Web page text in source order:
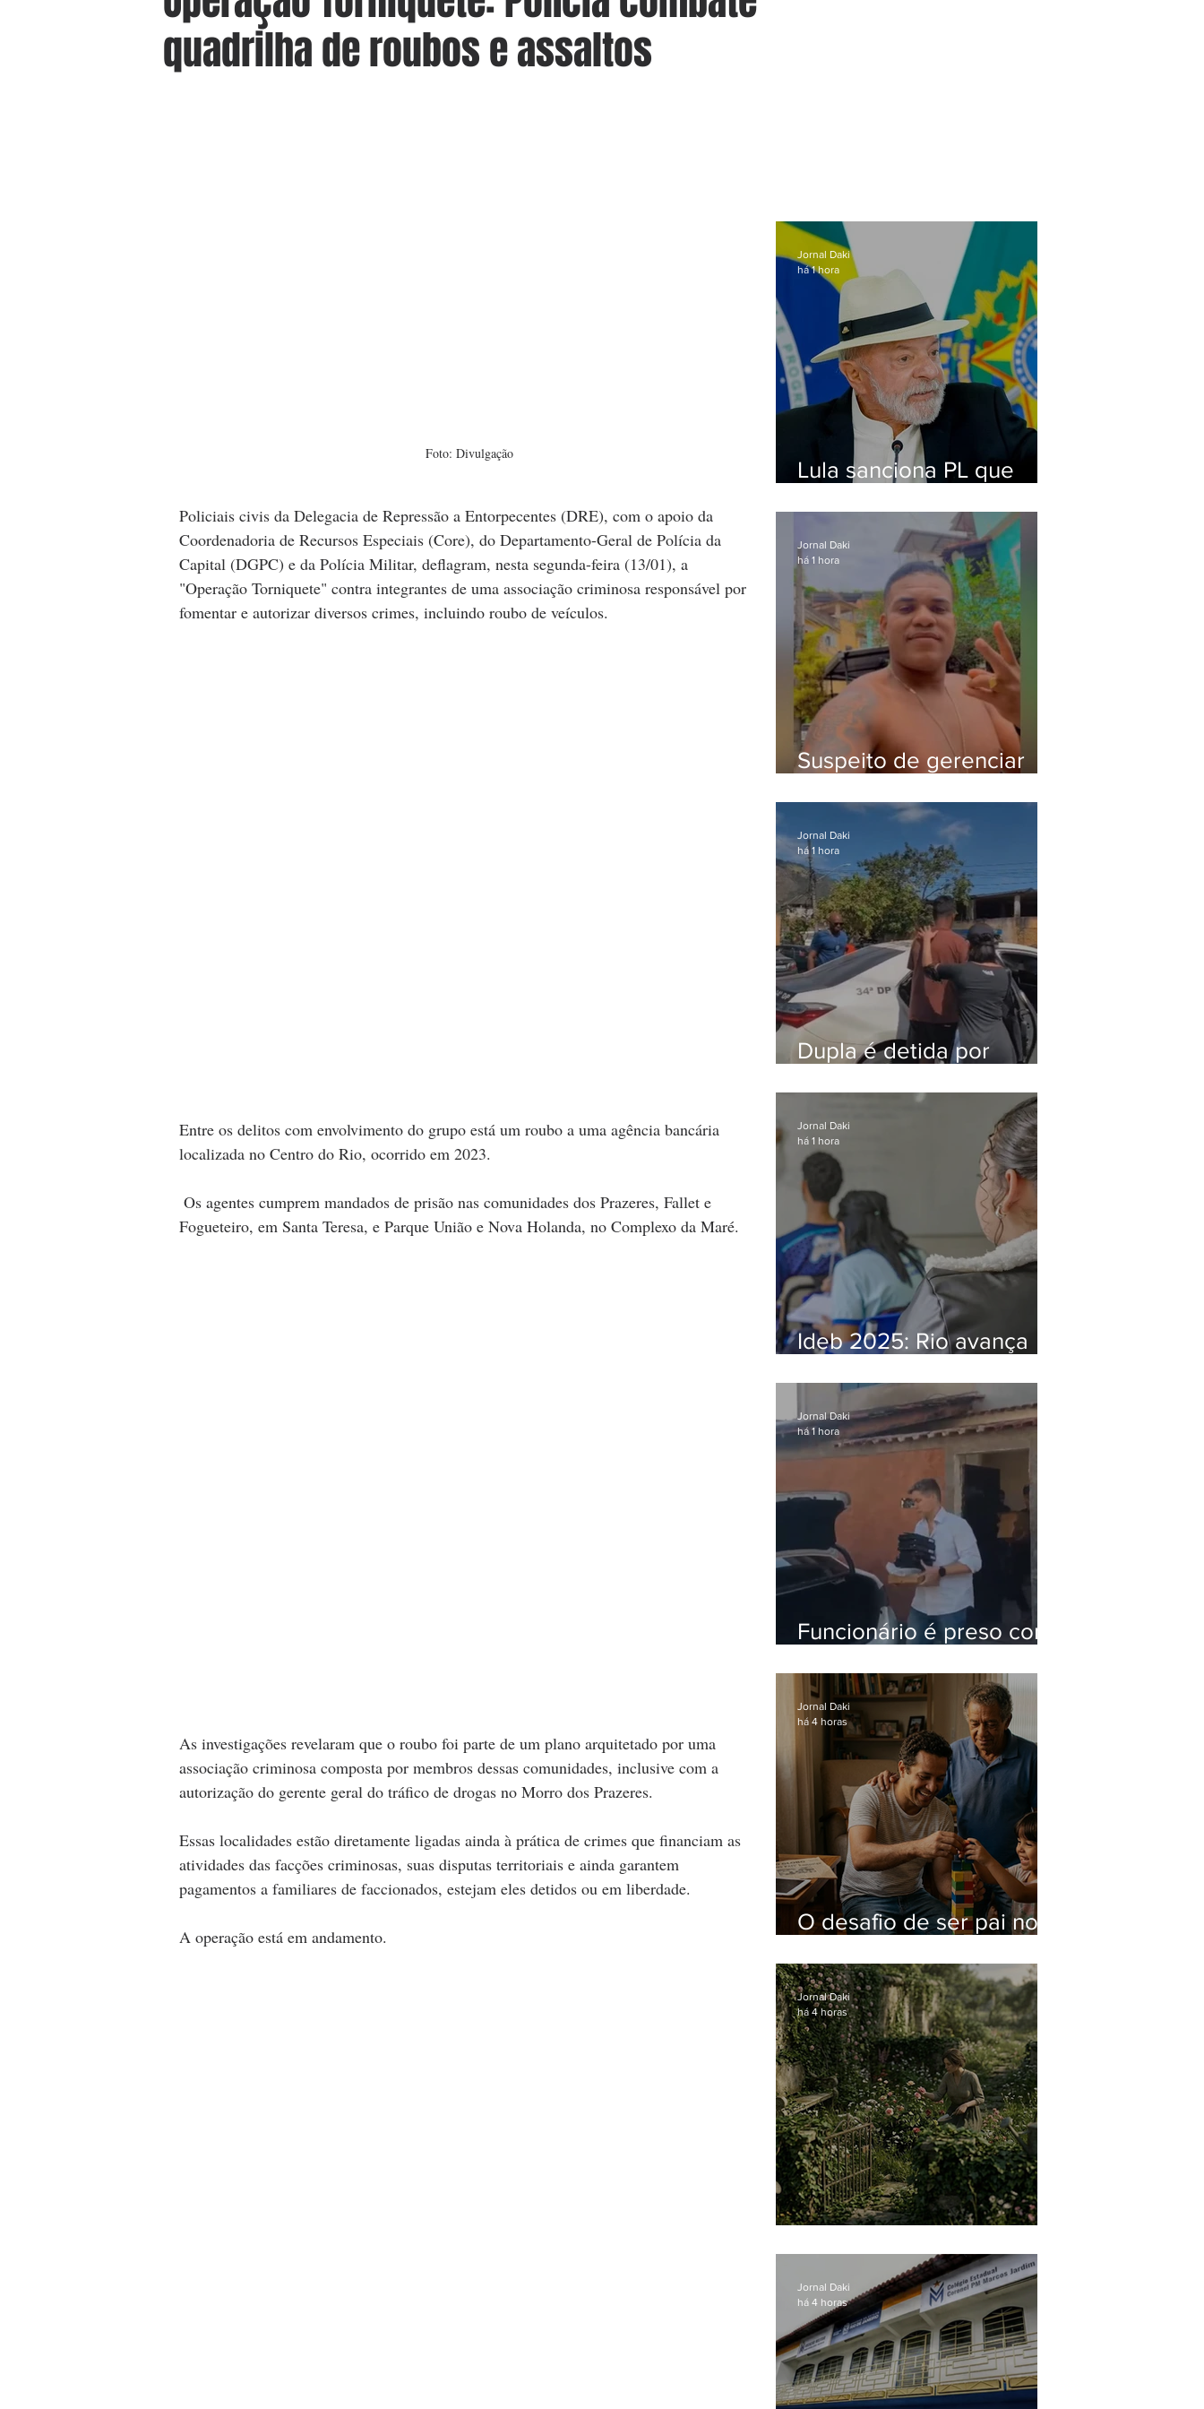
quadrilha de roubos e assaltos
Foto: Divulgação
Policiais civis da Delegacia de Repressão a Entorpecentes (DRE), com o apoio da
Coordenadoria de Recursos Especiais (Core), do Departamento-Geral de Polícia da
Capital (DGPC) e da Polícia Militar, deflagram, nesta segunda-feira (13/01), a
"Operação Torniquete" contra integrantes de uma associação criminosa responsável por
fomentar e autorizar diversos crimes, incluindo roubo de veículos.
Entre os delitos com envolvimento do grupo está um roubo a uma agência bancária
localizada no Centro do Rio, ocorrido em 2023.
Fogueteiro, em Santa Teresa, e Parque União e Nova Holanda, no Complexo da Maré.
As investigações revelaram que o roubo foi parte de um plano arquitetado por uma
associação criminosa composta por membros dessas comunidades, inclusive com a
autorização do gerente geral do tráfico de drogas no Morro dos Prazeres.
Essas localidades estão diretamente ligadas ainda à prática de crimes que financiam as
atividades das facções criminosas, suas disputas territoriais e ainda garantem
pagamentos a familiares de faccionados, estejam eles detidos ou em liberdade.
A operação está em andamento.
Lula sanciona PL que
digitais contra crianças
Jornal Daki
há 1 hora
Suspeito de gerenciar
após meses foragido
Jornal Daki
há 1 hora
Dupla é detida por
animais silvestres em
Bangu
Jornal Daki
há 1 hora
Ideb 2025: Rio avança
acima da média nacional
Jornal Daki
há 1 hora
Funcionário é preso com
do Hospital do Andaraí
Jornal Daki
há 1 hora
O desafio de ser pai no
Jornal Daki
há 4 horas
Jornal Daki
há 4 horas
Jornal Daki
há 4 horas